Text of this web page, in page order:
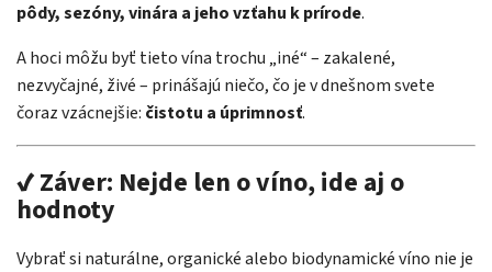
pôdy, sezóny, vinára a jeho vzťahu k prírode.
A hoci môžu byť tieto vína trochu „iné“ – zakalené,
nezvyčajné, živé – prinášajú niečo, čo je v dnešnom svete
čoraz vzácnejšie: čistotu a úprimnosť.
✔️ Záver: Nejde len o víno, ide aj o
hodnoty
Vybrať si naturálne, organické alebo biodynamické víno nie je